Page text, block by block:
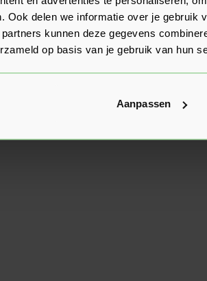
Ook delen we informatie over je gebruik
kunnen deze gegevens
op basis van je gebruik van hun
Aanpassen